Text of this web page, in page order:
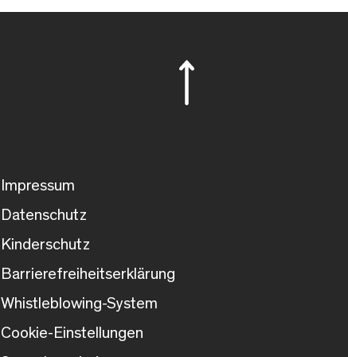
Impressum
Datenschutz
Kinderschutz
Barrierefreiheitserklärung
Whistleblowing-System
Cookie-Einstellungen